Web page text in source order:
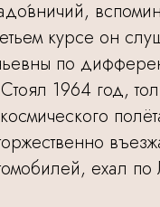
курсе он
по
1964 год,
ехал